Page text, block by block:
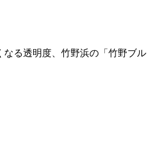
なる透明度、竹野浜の「竹野ブル